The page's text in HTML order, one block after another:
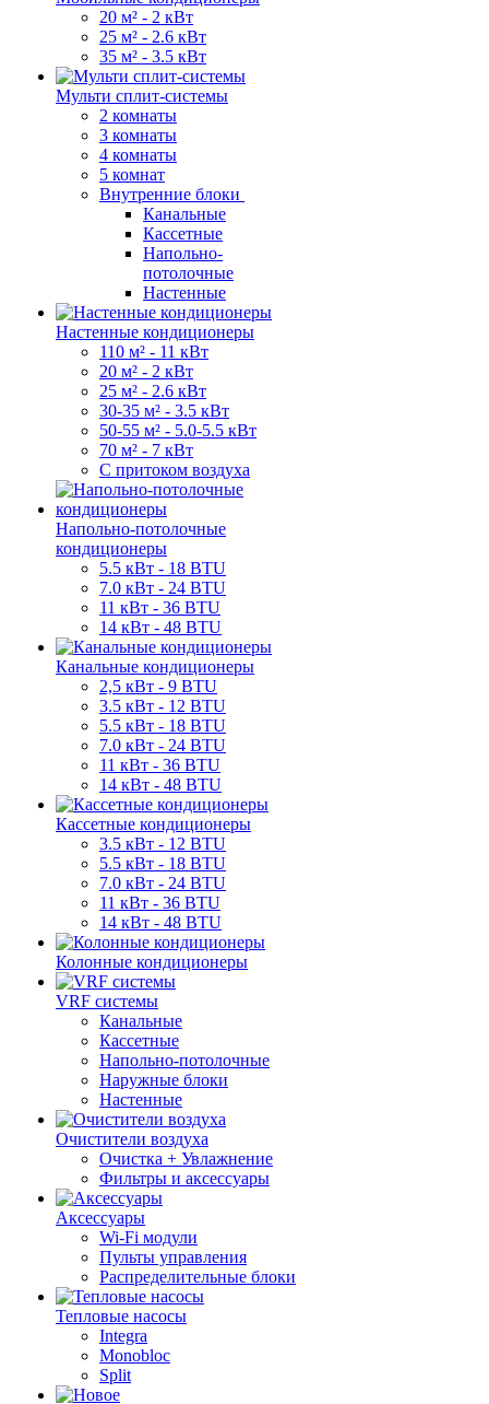
20 м² - 2 кВт
25 м² - 2.6 кВт
35 м² - 3.5 кВт
Мульти сплит-системы
2 комнаты
3 комнаты
4 комнаты
5 комнат
Внутренние блоки
Канальные
Кассетные
Напольно-
потолочные
Настенные
Настенные кондиционеры
110 м² - 11 кВт
20 м² - 2 кВт
25 м² - 2.6 кВт
30-35 м² - 3.5 кВт
50-55 м² - 5.0-5.5 кВт
70 м² - 7 кВт
С притоком воздуха
Напольно-потолочные
кондиционеры
5.5 кВт - 18 BTU
7.0 кВт - 24 BTU
11 кВт - 36 BTU
14 кВт - 48 BTU
Канальные кондиционеры
2,5 кВт - 9 BTU
3.5 кВт - 12 BTU
5.5 кВт - 18 BTU
7.0 кВт - 24 BTU
11 кВт - 36 BTU
14 кВт - 48 BTU
Кассетные кондиционеры
3.5 кВт - 12 BTU
5.5 кВт - 18 BTU
7.0 кВт - 24 BTU
11 кВт - 36 BTU
14 кВт - 48 BTU
Колонные кондиционеры
VRF системы
Канальные
Кассетные
Напольно-потолочные
Наружные блоки
Настенные
Очистители воздуха
Очистка + Увлажнение
Фильтры и аксессуары
Аксессуары
Wi-Fi модули
Пульты управления
Распределительные блоки
Тепловые насосы
Integra
Monobloc
Split